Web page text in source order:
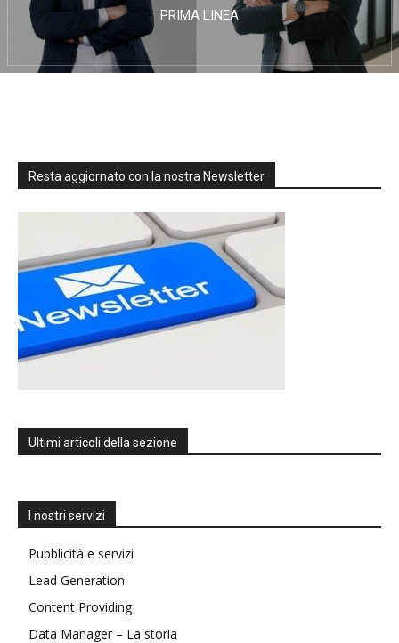
PRIMA LINEA
Resta aggiornato con la nostra Newsletter
Ultimi articoli della sezione
I nostri servizi
Pubblicità e servizi
Lead Generation
Content Providing
Data Manager – La storia